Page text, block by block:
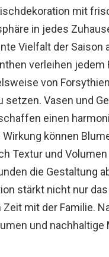
mit
in jedes
Vielfalt der
verleihen jedem
von
setzen. Vasen und
einen
können
Textur und
die Gestaltung
stärkt nicht nur
mit der Familie.
und